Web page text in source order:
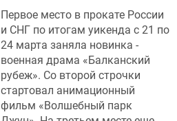
Первое место в прокате России
и СНГ по итогам уикенда с 21 по
24 марта заняла новинка -
военная драма «Балканский
рубеж». Со второй строчки
стартовал анимационный
фильм «Волшебный парк